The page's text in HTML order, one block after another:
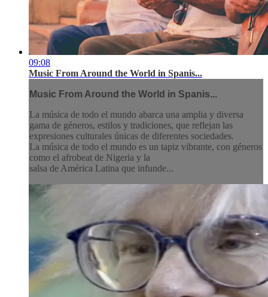
09:08
Music From Around the World in Spanis...
Music From Around the World in Spanis...
La música de todo el mundo abarca una amplia y diversa
gama de géneros, estilos y tradiciones, que reflejan las
expresiones culturales únicas de diferentes sociedades.
La música de todo el mundo es un tapiz vibrante, con géneros
como el afrobeat de Nigeria y la
salsa de América Latina que infunde...